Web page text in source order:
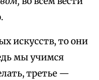
искусств, то они
мы учимся
третье —